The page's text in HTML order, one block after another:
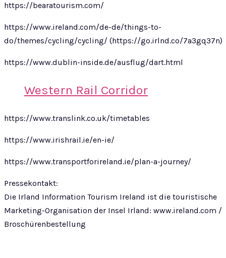
https://bearatourism.com/
https://www.ireland.com/de-de/things-to-
do/themes/cycling/cycling/ (https://go.irlnd.co/7a3gq37n)
https://www.dublin-inside.de/ausflug/dart.html
Western Rail Corridor
https://www.translink.co.uk/timetables
https://www.irishrail.ie/en-ie/
https://www.transportforireland.ie/plan-a-journey/
Pressekontakt:
Die Irland Information Tourism Ireland ist die touristische
Marketing-Organisation der Insel Irland: www.ireland.com /
Broschürenbestellung